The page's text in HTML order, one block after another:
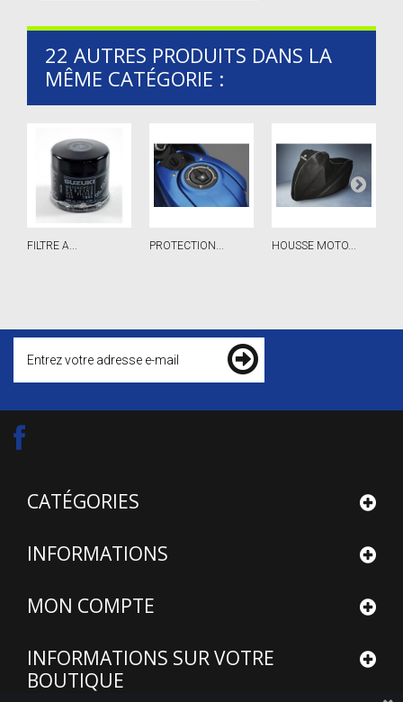
22 AUTRES PRODUITS DANS LA
MÊME CATÉGORIE :
FILTRE A... PROTECTION... HOUSSE MOTO...
CATÉGORIES
INFORMATIONS
MON COMPTE
INFORMATIONS SUR VOTRE
BOUTIQUE